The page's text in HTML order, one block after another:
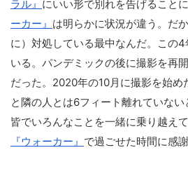
ラル』 にいい形で別れを告げること
ーカー』 は明らかに状況が違う。だ
に）対処している最中なんだ。この
いる。パンデミックの後に撮影を再
だった。2020年の10月に撮影を始め
と隣の人とは6フィート離れていない
皆でいろんなことを一緒に乗り越え
『ウォーカー』 で過ごせた時間に感謝